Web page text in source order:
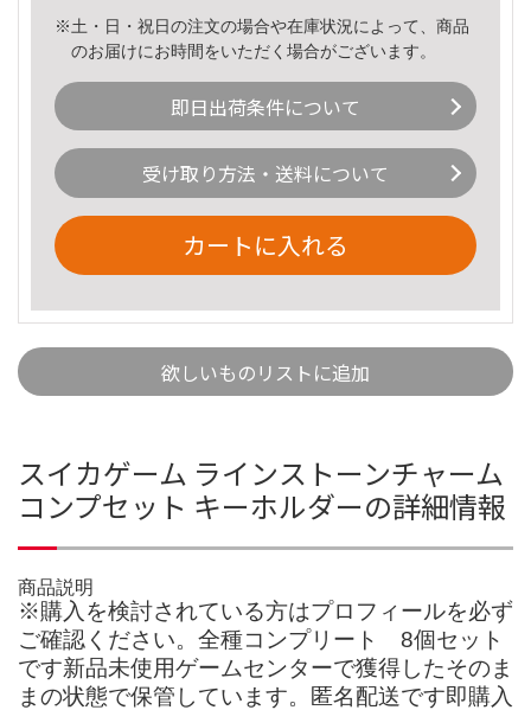
※土・日・祝日の注文の場合や在庫状況によって、商品
のお届けにお時間をいただく場合がございます。
即日出荷条件について
受け取り方法・送料について
カートに入れる
欲しいものリストに追加
スイカゲーム ラインストーンチャーム
コンプセット キーホルダーの詳細情報
商品説明
※購入を検討されている方はプロフィールを必ず
ご確認ください。全種コンプリート 8個セット
です新品未使用ゲームセンターで獲得したそのま
まの状態で保管しています。匿名配送です即購入